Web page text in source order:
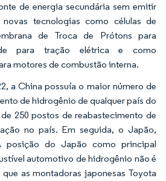
de energia secundária sem emitir
tecnologias como células de
de Troca de Prótons para
para tração elétrica e como
motores de combustão interna.
a China possuía o maior número de
de hidrogênio de qualquer país do
250 postos de reabastecimento de
no país. Em seguida, o Japão,
posição do Japão como principal
automotivo de hidrogênio não é
as montadoras japonesas Toyota